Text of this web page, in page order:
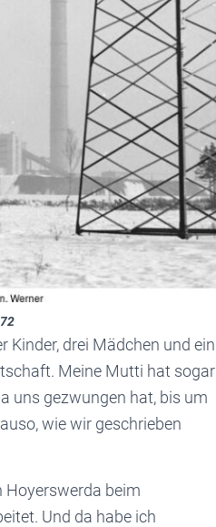
Kinder, drei Mädchen und ein
Meine Mutti hat sogar
uns gezwungen hat, bis um
wie wir geschrieben
Hoyerswerda beim
Und da habe ich